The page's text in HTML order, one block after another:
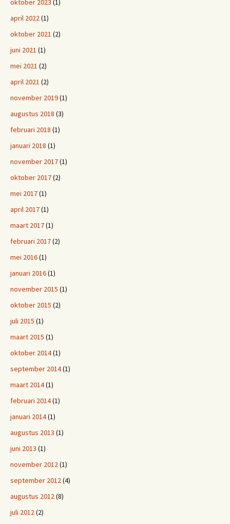
oktober 2023 (1)
april 2022(1)
oktober 2021 (2)
juni 2021 (1)
mei 2021 (2)
april 2021 (2)
november 2019(1)
augustus 2018 (3)
februari 2018 (1)
januari 2018 (1)
november 2017(1)
oktober 2017(2)
mei 2017(1)
april 2017(1)
maart 2017(1)
februari 2017(2)
mei 2016(1)
januari 2016(1)
november 2015 (1)
oktober 2015 (2)
juli 2015 (1)
maart 2015 (1)
oktober 2014(1)
september 2014(1)
maart 2014(1)
februari 2014(1)
januari 2014(1)
augustus 2013 (1)
juni 2013 (1)
november 2012(1)
september 2012(4)
augustus 2012(8)
juli 2012(2)